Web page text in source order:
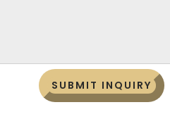
SUBMIT INQUIRY